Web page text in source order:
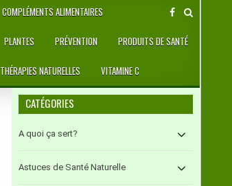
COMPLÉMENTS ALIMENTAIRES
PLANTES PRÉVENTION PRODUITS DE SANTÉ
THÉRAPIES NATURELLES VITAMINE C
CATÉGORIES
A quoi ça sert?
Astuces de Santé Naturelle